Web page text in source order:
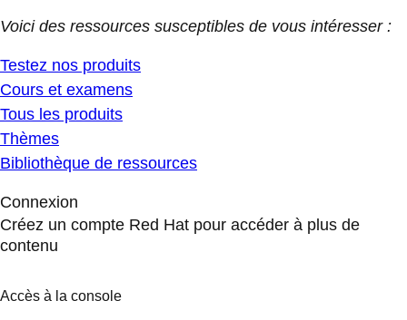
Voici des ressources susceptibles de vous intéresser :
Testez nos produits
Cours et examens
Tous les produits
Thèmes
Bibliothèque de ressources
Connexion
Créez un compte Red Hat pour accéder à plus de
contenu
Accès à la console